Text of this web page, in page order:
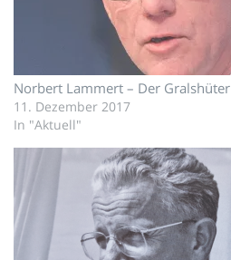
Norbert Lammert – Der Gralshüter
11. Dezember 2017
In "Aktuell"